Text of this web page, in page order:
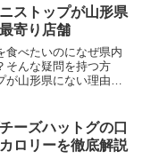
ミニストップのお弁当
っている方は、ぜひ参
。
ストップが山形県
寄り店舗
食べたいのになぜ県内
そんな疑問を持つ方
山形県にない理由を
にない理由に深く納得
へのアクセス方法もわ
す。
ーズハットグの口
ロリーを徹底解説